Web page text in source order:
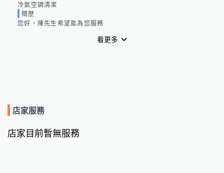
冷氣空調清潔
簡歷
您好，陳先生希望能為您服務
看更多
店家服務
店家目前暫無服務